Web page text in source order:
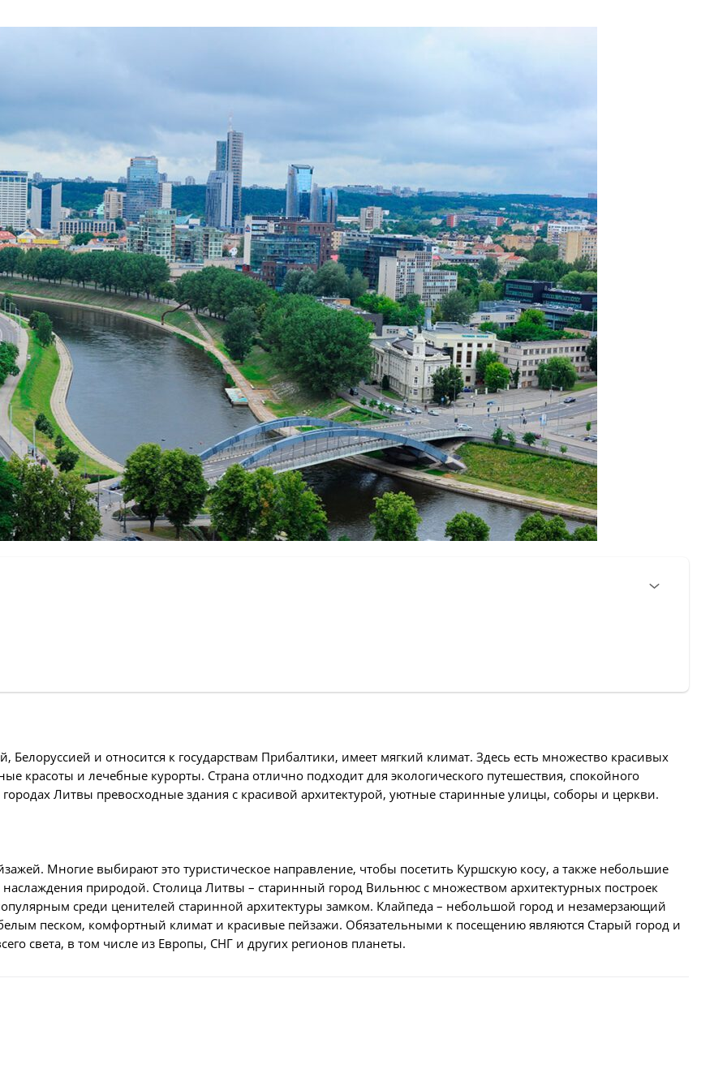
и относится к государствам Прибалтики, имеет мягкий климат. Здесь есть множество красивых
красоты и лечебные курорты. Страна отлично подходит для экологического путешествия, спокойного
Литвы превосходные здания с красивой архитектурой, уютные старинные улицы, соборы и церкви.
Многие выбирают это туристическое направление, чтобы посетить Куршскую косу, а также небольшие
наслаждения природой. Столица Литвы – старинный город Вильнюс с множеством архитектурных построек
среди ценителей старинной архитектуры замком. Клайпеда – небольшой город и незамерзающий
песком, комфортный климат и красивые пейзажи. Обязательными к посещению являются Старый город и
света, в том числе из Европы, СНГ и других регионов планеты.